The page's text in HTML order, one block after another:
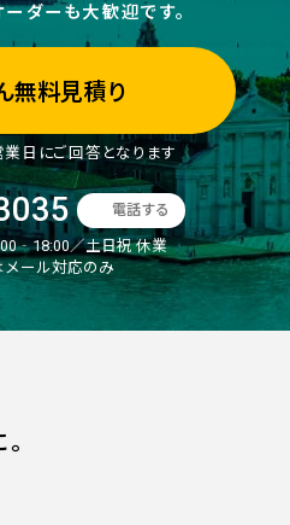
ダーも大歓迎です。
無料見積り
日にご回答となります
電話する
／土日祝 休業
ール対応のみ